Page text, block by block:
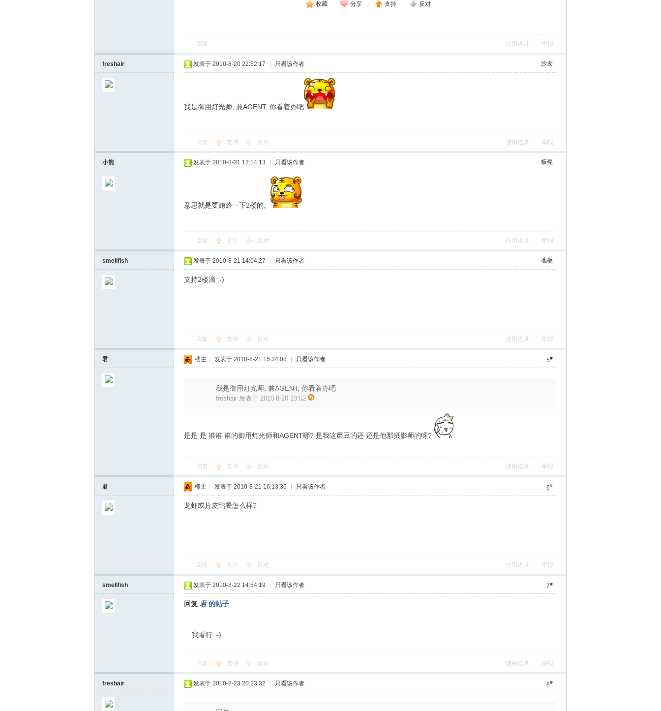
收藏 分享 支持 反对
回复 使用道具 举报
freshair 沙发
发表于 2010-8-20 22:52:17 只看该作者
我是御用灯光师, 兼AGENT, 你看着办吧
回复 支持 反对 使用道具 举报
小熊 板凳
发表于 2010-8-21 12:14:13 只看该作者
意思就是要贿赂一下2楼的。
回复 支持 反对 使用道具 举报
smellfish 地板
发表于 2010-8-21 14:04:27 只看该作者
支持2楼滴 :-)
回复 支持 反对 使用道具 举报
君 5#
楼主 发表于 2010-8-21 15:34:08 只看该作者
我是御用灯光师, 兼AGENT, 你看着办吧
freshair 发表于 2010-8-20 23:52
是是 是 谁谁 谁的御用灯光师和AGENT哪? 是我这磨豆的还 还是他那摄影师的呀?
回复 支持 反对 使用道具 举报
君 6#
楼主 发表于 2010-8-21 16:13:36 只看该作者
龙虾或片皮鸭餐怎么样?
回复 支持 反对 使用道具 举报
smellfish 7#
发表于 2010-8-22 14:54:19 只看该作者
回复 君的帖子
我看行 :-)
回复 支持 反对 使用道具 举报
freshair 8#
发表于 2010-8-23 20:23:32 只看该作者